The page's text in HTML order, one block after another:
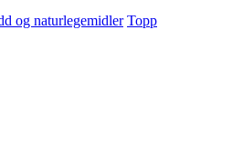
og naturlegemidler Topp